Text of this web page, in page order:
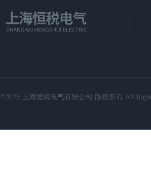
©2026 上海恒税电气有限公司 版权所有 All